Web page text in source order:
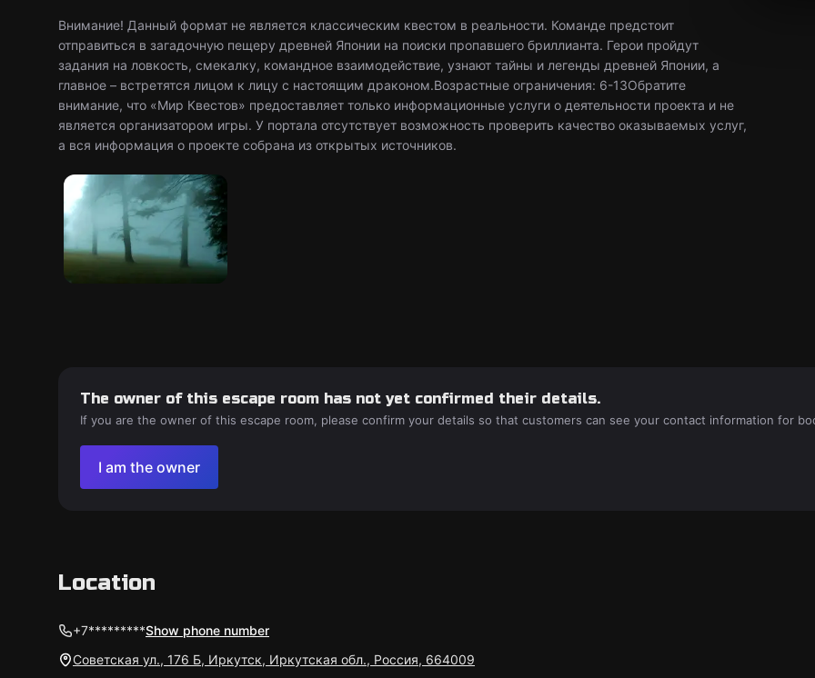
Внимание! Данный формат не является классическим квестом в реальности. Команде предстоит
отправиться в загадочную пещеру древней Японии на поиски пропавшего бриллианта. Герои пройдут
задания на ловкость, смекалку, командное взаимодействие, узнают тайны и легенды древней Японии, а
главное – встретятся лицом к лицу с настоящим драконом.Возрастные ограничения: 6-13Обратите
внимание, что «Мир Квестов» предоставляет только информационные услуги о деятельности проекта и не
является организатором игры. У портала отсутствует возможность проверить качество оказываемых услуг,
а вся информация о проекте собрана из открытых источников.
The owner of this escape room has not yet confirmed their details.
If you are the owner of this escape room, please confirm your details so that customers can see your contact information for
I am the owner
Location
+7*********Show phone number
Советская ул., 176 Б, Иркутск, Иркутская обл., Россия, 664009